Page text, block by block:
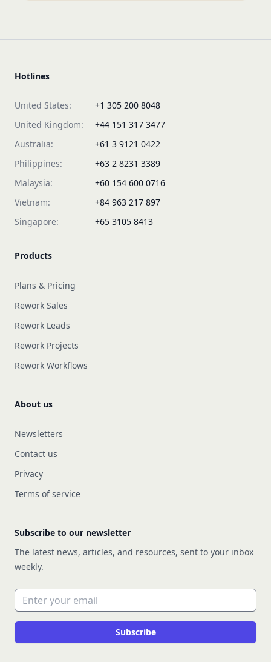
Hotlines
United States:
+1 305 200 8048
United Kingdom:
+44 151 317 3477
Australia:
+61 3 9121 0422
Philippines:
+63 2 8231 3389
Malaysia:
+60 154 600 0716
Vietnam:
+84 963 217 897
Singapore:
+65 3105 8413
Products
Plans & Pricing
Rework Sales
Rework Leads
Rework Projects
Rework Workflows
About us
Newsletters
Contact us
Privacy
Terms of service
Subscribe to our newsletter
The latest news, articles, and resources, sent to your inbox
weekly.
Email address
Subscribe